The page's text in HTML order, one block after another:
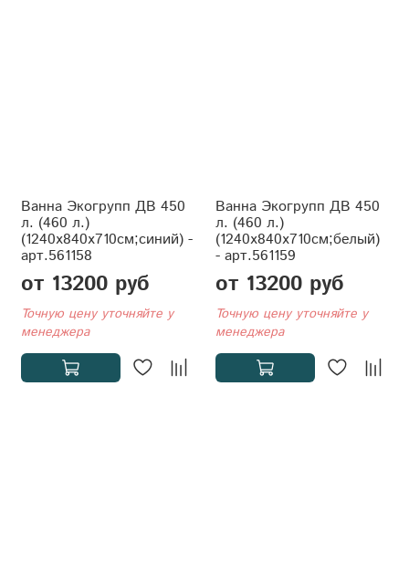
Ванна Экогрупп ДВ 450
л. (460 л.)
(1240x840x710см;синий) -
арт.561158
от 13200 руб
Точную цену уточняйте у
менеджера
Ванна Экогрупп ДВ 450
л. (460 л.)
(1240x840x710см;белый)
- арт.561159
от 13200 руб
Точную цену уточняйте у
менеджера